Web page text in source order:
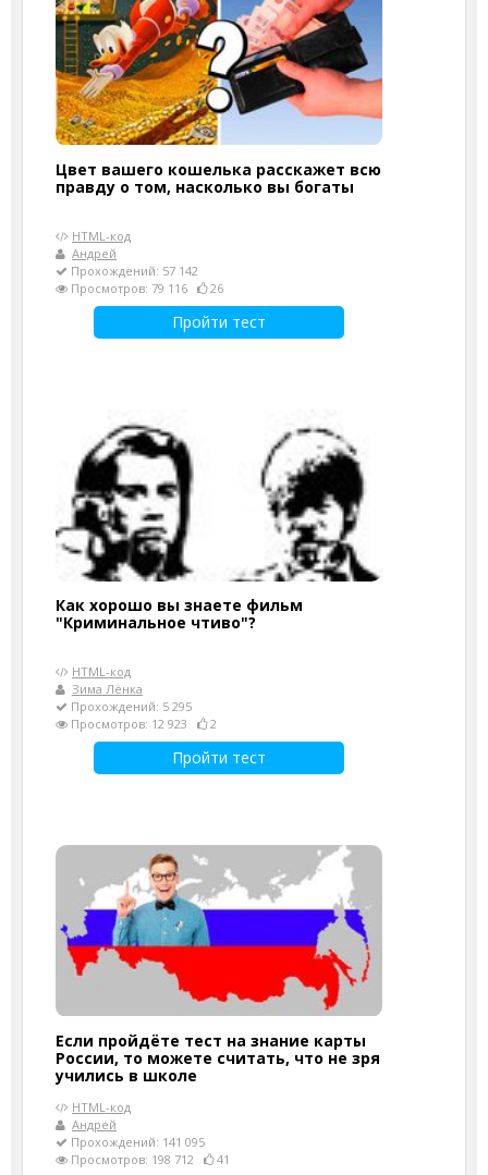
Цвет вашего кошелька расскажет всю
правду о том, насколько вы богаты
HTML-код
Андрей
Прохождений: 57 142
Просмотров: 79 116
26
Пройти тест
Как хорошо вы знаете фильм
"Криминальное чтиво"?
HTML-код
Зима Лёнка
Прохождений: 5 295
Просмотров: 12 923
2
Пройти тест
Если пройдёте тест на знание карты
России, то можете считать, что не зря
учились в школе
HTML-код
Андрей
Прохождений: 141 095
Просмотров: 198 712
41